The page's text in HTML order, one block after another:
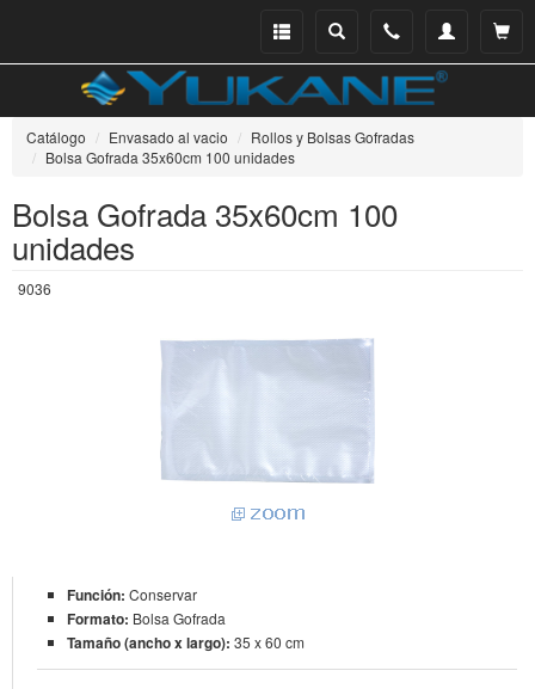
Ver
Mi
Teléfono
Buscar
Menu
Catálogo Envasado al vacio
Rollos y Bolsas Gofradas
Bolsa Gofrada 35x60cm 100 unidades
Bolsa Gofrada 35x60cm 100
unidades
9036
Función: Conservar
Formato: Bolsa Gofrada
Tamaño (ancho x largo): 35 x 60 cm